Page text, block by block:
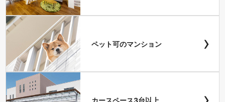
ペット可のマンション ›
カースペース3台以上